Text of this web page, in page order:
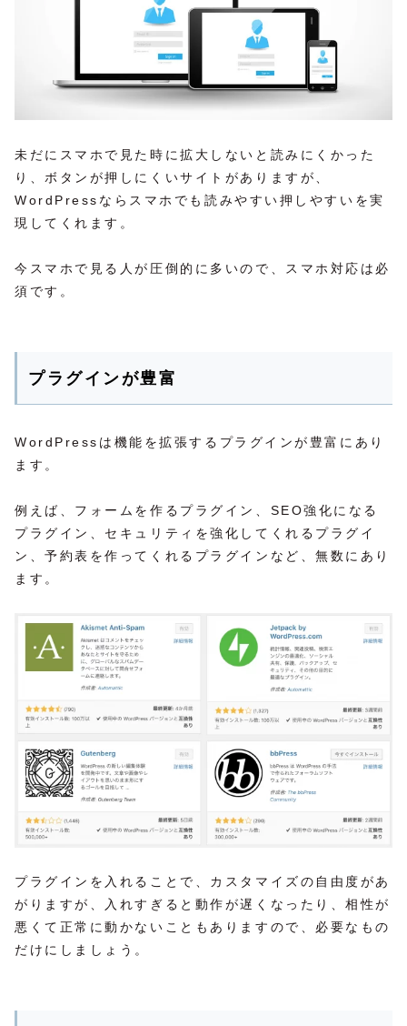
未だにスマホで見た時に拡大しないと読みにくかった
り、ボタンが押しにくいサイトがありますが、
WordPressならスマホでも読みやすい押しやすいを実
現してくれます。
今スマホで見る人が圧倒的に多いので、スマホ対応は必
須です。
プラグインが豊富
WordPressは機能を拡張するプラグインが豊富にあり
ます。
例えば、フォームを作るプラグイン、SEO強化になる
プラグイン、セキュリティを強化してくれるプラグイ
ン、予約表を作ってくれるプラグインなど、無数にあり
ます。
プラグインを入れることで、カスタマイズの自由度があ
がりますが、入れすぎると動作が遅くなったり、相性が
悪くて正常に動かないこともありますので、必要なもの
だけにしましょう。